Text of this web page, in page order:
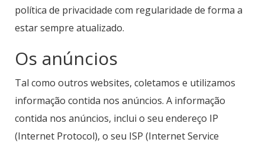
política de privacidade com regularidade de forma a
estar sempre atualizado.
Os anúncios
Tal como outros websites, coletamos e utilizamos
informação contida nos anúncios. A informação
contida nos anúncios, inclui o seu endereço IP
(Internet Protocol), o seu ISP (Internet Service